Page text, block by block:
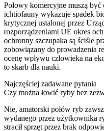
Połowy komercyjne muszą
ichtiofauny wykazuje spadek
krytycznej ustalonej przez
rozporządzeniami UE okres
ochronny szczupaka są ściśle
zobowiązany do prowadzenia
ocenę wpływu człowieka na
to skarb dla nauki.
Najczęściej zadawane pytania
Czy można łowić ryby bez
Nie, amatorski połów ryb
wydanego przez użytkownika
stracił sprzęt przez brak